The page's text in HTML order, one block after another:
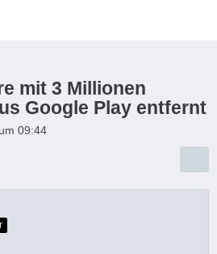
mit 3 Millionen
Google Play entfernt
09:44